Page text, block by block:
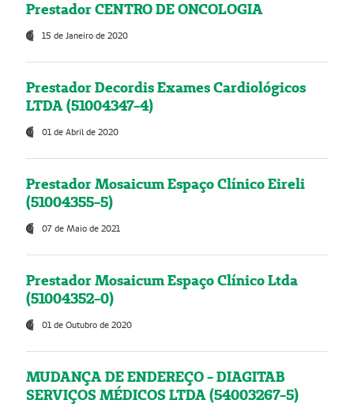
Prestador CENTRO DE ONCOLOGIA
15 de Janeiro de 2020
Prestador Decordis Exames Cardiológicos
LTDA (51004347-4)
01 de Abril de 2020
Prestador Mosaicum Espaço Clínico Eireli
(51004355-5)
07 de Maio de 2021
Prestador Mosaicum Espaço Clínico Ltda
(51004352-0)
01 de Outubro de 2020
MUDANÇA DE ENDEREÇO - DIAGITAB
SERVIÇOS MÉDICOS LTDA (54003267-5)